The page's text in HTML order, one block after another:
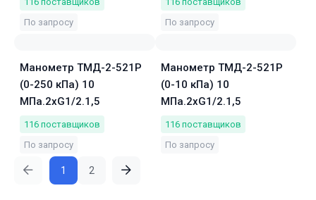
По запросу
По запросу
Манометр ТМД-2-521Р
(0-250 кПа) 10
МПа.2хG1/2.1,5
116 поставщиков
По запросу
Манометр ТМД-2-521Р
(0-10 кПа) 10
МПа.2хG1/2.1,5
116 поставщиков
По запросу
1 2